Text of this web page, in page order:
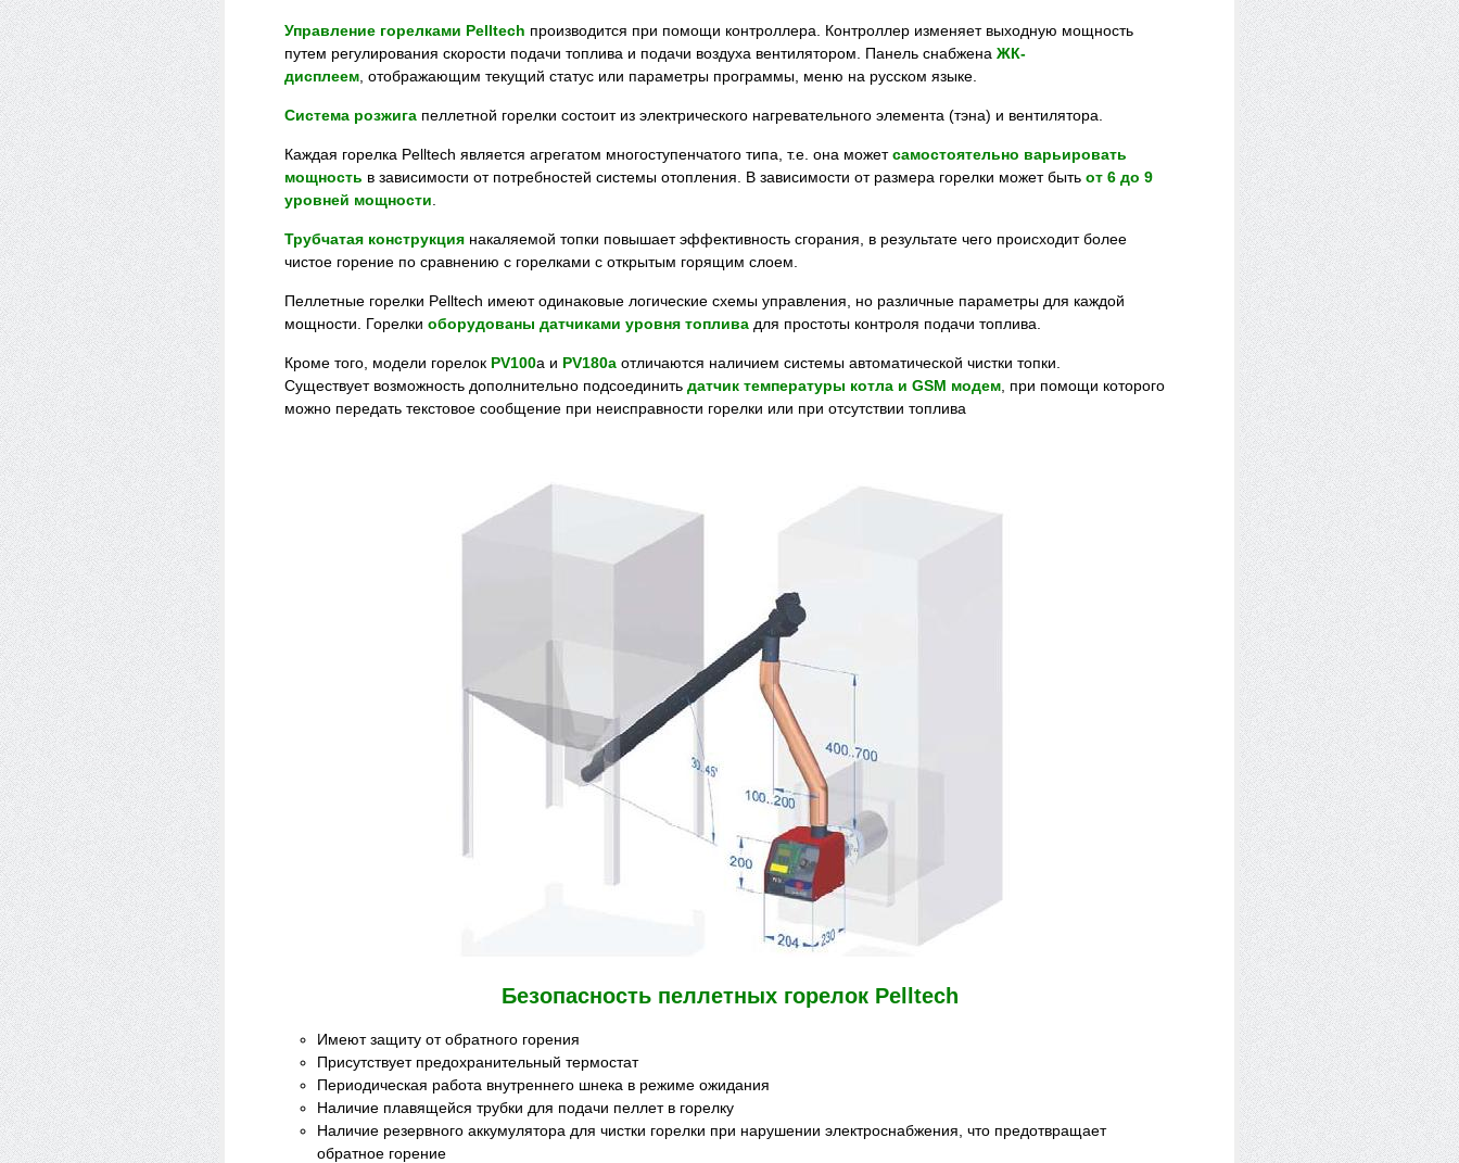
Управление горелками Pelltech производится при помощи контроллера. Контроллер изменяет выходную мощность
путем регулирования скорости подачи топлива и подачи воздуха вентилятором. Панель снабжена ЖК-
дисплеем , отображающим текущий статус или параметры программы, меню на русском языке.
Система розжига пеллетной горелки состоит из электрического нагревательного элемента (тэна) и вентилятора.
Каждая горелка Pelltech является агрегатом многоступенчатого типа, т.е. она можетсамостоятельно варьировать
мощность в зависимости от потребностей системы отопления. В зависимости от размера горелки может быть от 6 до 9
уровней мощности
Трубчатая конструкция накаляемой топки повышает эффективность сгорания, в результате чего происходит более
чистое горение по сравнению с горелками с открытым горящим слоем.
Пеллетные горелки Pelltech имеют одинаковые логические схемы управления, но различные параметры для каждой
мощности. Горелки оборудованы датчиками уровня топлива для простоты контроля подачи топлива.
Кроме того, модели горелок PV100a и PV180a отличаются наличием системы автоматической чистки топки.
Существует возможность дополнительно подсоединить датчик температуры котла и GSM модем , при помощи которого
можно передать текстовое сообщение при неисправности горелки или при отсутствии топлива
Безопасность пеллетных горелок Pelltech
Имеют защиту от обратного горения
Присутствует предохранительный термостат
Периодическая работа внутреннего шнека в режиме ожидания
Наличие плавящейся трубки для подачи пеллет в горелку
Наличие резервного аккумулятора для чистки горелки при нарушении электроснабжения, что предотвращает
обратное горение